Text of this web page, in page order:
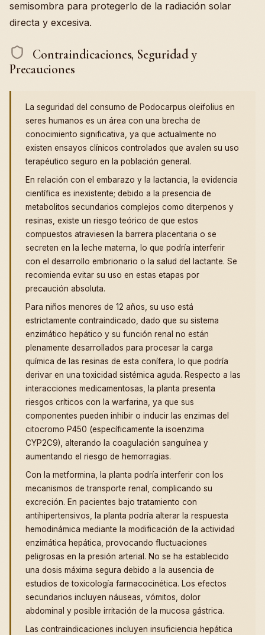
semisombra para protegerlo de la radiación solar
directa y excesiva.
Contraindicaciones, Seguridad y
Precauciones
La seguridad del consumo de Podocarpus oleifolius en
seres humanos es un área con una brecha de
conocimiento significativa, ya que actualmente no
existen ensayos clínicos controlados que avalen su uso
terapéutico seguro en la población general.
En relación con el embarazo y la lactancia, la evidencia
científica es inexistente; debido a la presencia de
metabolitos secundarios complejos como diterpenos y
resinas, existe un riesgo teórico de que estos
compuestos atraviesen la barrera placentaria o se
secreten en la leche materna, lo que podría interferir
con el desarrollo embrionario o la salud del lactante. Se
recomienda evitar su uso en estas etapas por
precaución absoluta.
Para niños menores de 12 años, su uso está
estrictamente contraindicado, dado que su sistema
enzimático hepático y su función renal no están
plenamente desarrollados para procesar la carga
química de las resinas de esta conífera, lo que podría
derivar en una toxicidad sistémica aguda. Respecto a las
interacciones medicamentosas, la planta presenta
riesgos críticos con la warfarina, ya que sus
componentes pueden inhibir o inducir las enzimas del
citocromo P450 (específicamente la isoenzima
CYP2C9), alterando la coagulación sanguínea y
aumentando el riesgo de hemorragias.
Con la metformina, la planta podría interferir con los
mecanismos de transporte renal, complicando su
excreción. En pacientes bajo tratamiento con
antihipertensivos, la planta podría alterar la respuesta
hemodinámica mediante la modificación de la actividad
enzimática hepática, provocando fluctuaciones
peligrosas en la presión arterial. No se ha establecido
una dosis máxima segura debido a la ausencia de
estudios de toxicología farmacocinética. Los efectos
secundarios incluyen náuseas, vómitos, dolor
abdominal y posible irritación de la mucosa gástrica.
Las contraindicaciones incluyen insuficiencia hepática